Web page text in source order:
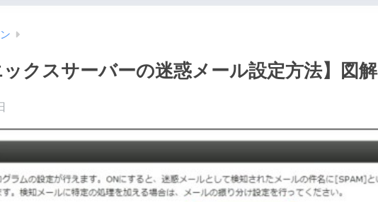
クスサーバーの迷惑メール設定方法】図解